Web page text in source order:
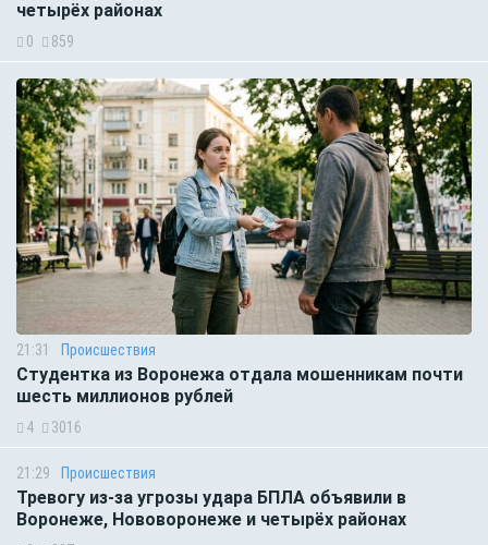
четырёх районах
0 859
21:31 Происшествия
Студентка из Воронежа отдала мошенникам почти
шесть миллионов рублей
4 3016
21:29 Происшествия
Тревогу из-за угрозы удара БПЛА объявили в
Воронеже, Нововоронеже и четырёх районах